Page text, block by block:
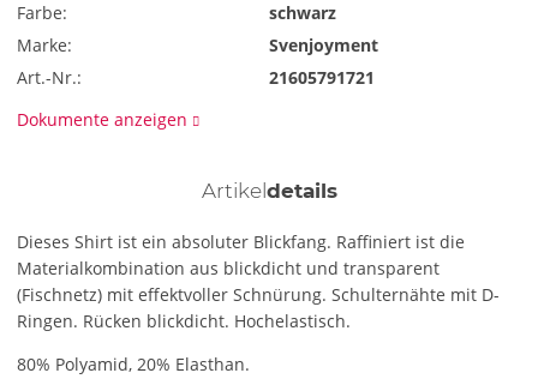
Farbe:
schwarz
Marke:
Svenjoyment
Art.-Nr.:
21605791721
Dokumente anzeigen
Artikel details
Dieses Shirt ist ein absoluter Blickfang. Raffiniert ist die
Materialkombination aus blickdicht und transparent
(Fischnetz) mit effektvoller Schnürung. Schulternähte mit D-
Ringen. Rücken blickdicht. Hochelastisch.
80% Polyamid, 20% Elasthan.